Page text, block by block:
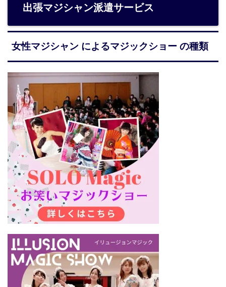
出張マジシャン派遣サービス
女性マジシャン によるマジックショー の種類